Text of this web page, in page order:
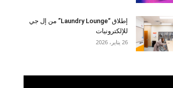
إطلاق “Laundry Lounge” من إل جي
للإلكترونيات
26 يناير، 2026